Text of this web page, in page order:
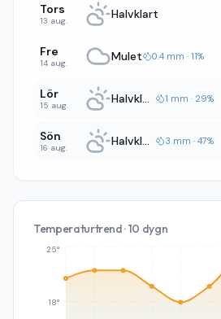
Tors
13 aug. Halvklart
Fre
14 aug. Mulet 0.4 mm · 11%
Lör
15 aug. Halvklart 1 mm · 29%
Sön
16 aug. Halvklart 3 mm · 47%
Temperaturtrend · 10 dygn
18°
25°